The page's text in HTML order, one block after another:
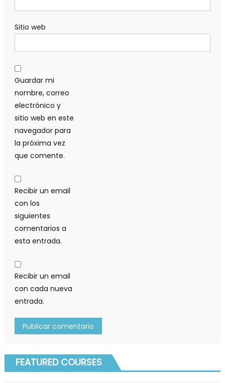
Sitio web
Guardar mi
nombre, correo
electrónico y
sitio web en este
navegador para
la próxima vez
que comente.
Recibir un email
con los
siguientes
comentarios a
esta entrada.
Recibir un email
con cada nueva
entrada.
FEATURED COURSES